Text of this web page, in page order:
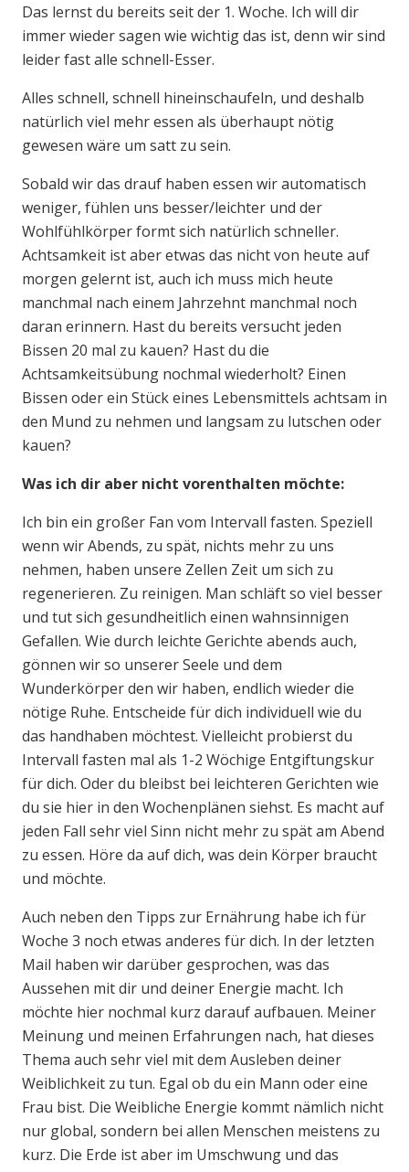
Das lernst du bereits seit der 1. Woche. Ich will dir
immer wieder sagen wie wichtig das ist, denn wir sind
leider fast alle schnell-Esser.
Alles schnell, schnell hineinschaufeln, und deshalb
natürlich viel mehr essen als überhaupt nötig
gewesen wäre um satt zu sein.
Sobald wir das drauf haben essen wir automatisch
weniger, fühlen uns besser/leichter und der
Wohlfühlkörper formt sich natürlich schneller.
Achtsamkeit ist aber etwas das nicht von heute auf
morgen gelernt ist, auch ich muss mich heute
manchmal nach einem Jahrzehnt manchmal noch
daran erinnern. Hast du bereits versucht jeden
Bissen 20 mal zu kauen? Hast du die
Achtsamkeitsübung nochmal wiederholt? Einen
Bissen oder ein Stück eines Lebensmittels achtsam in
den Mund zu nehmen und langsam zu lutschen oder
kauen?
Was ich dir aber nicht vorenthalten möchte:
Ich bin ein großer Fan vom Intervall fasten. Speziell
wenn wir Abends, zu spät, nichts mehr zu uns
nehmen, haben unsere Zellen Zeit um sich zu
regenerieren. Zu reinigen. Man schläft so viel besser
und tut sich gesundheitlich einen wahnsinnigen
Gefallen. Wie durch leichte Gerichte abends auch,
gönnen wir so unserer Seele und dem
Wunderkörper den wir haben, endlich wieder die
nötige Ruhe. Entscheide für dich individuell wie du
das handhaben möchtest. Vielleicht probierst du
Intervall fasten mal als 1-2 Wöchige Entgiftungskur
für dich. Oder du bleibst bei leichteren Gerichten wie
du sie hier in den Wochenplänen siehst. Es macht auf
jeden Fall sehr viel Sinn nicht mehr zu spät am Abend
zu essen. Höre da auf dich, was dein Körper braucht
und möchte.
Auch neben den Tipps zur Ernährung habe ich für
Woche 3 noch etwas anderes für dich. In der letzten
Mail haben wir darüber gesprochen, was das
Aussehen mit dir und deiner Energie macht. Ich
möchte hier nochmal kurz darauf aufbauen. Meiner
Meinung und meinen Erfahrungen nach, hat dieses
Thema auch sehr viel mit dem Ausleben deiner
Weiblichkeit zu tun. Egal ob du ein Mann oder eine
Frau bist. Die Weibliche Energie kommt nämlich nicht
nur global, sondern bei allen Menschen meistens zu
kurz. Die Erde ist aber im Umschwung und das